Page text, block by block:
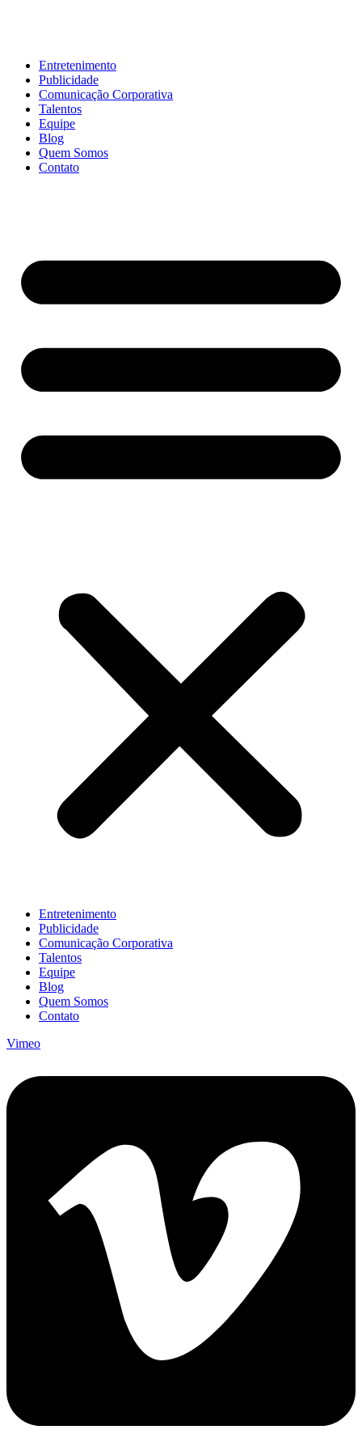
Entretenimento
Publicidade
Comunicação Corporativa
Talentos
Equipe
Blog
Quem Somos
Contato
Entretenimento
Publicidade
Comunicação Corporativa
Talentos
Equipe
Blog
Quem Somos
Contato
Vimeo